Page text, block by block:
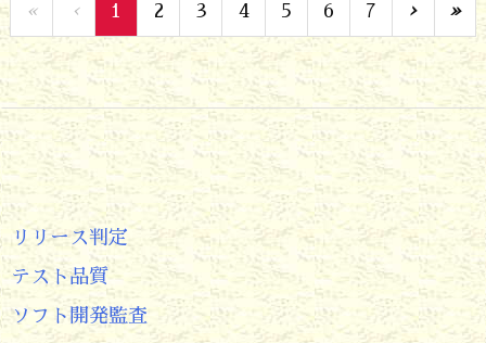
« ‹ 1 2 3 4 5 6 7 › »
リリース判定
テスト品質
ソフト開発監査